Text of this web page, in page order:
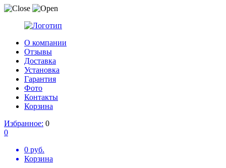
О компании
Отзывы
Доставка
Установка
Гарантия
Фото
Контакты
Корзина
Избранное: 0
0
0 руб.
Корзина